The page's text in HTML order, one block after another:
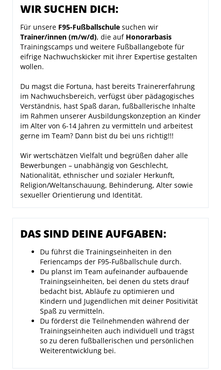
WIR SUCHEN DICH:
Für unsere F95-Fußballschule suchen wir
Trainer/innen (m/w/d), die auf Honorarbasis
Trainingscamps und weitere Fußballangebote für
eifrige Nachwuchskicker mit ihrer Expertise gestalten
wollen.
Du magst die Fortuna, hast bereits Trainererfahrung
im Nachwuchsbereich, verfügst über pädagogisches
Verständnis, hast Spaß daran, fußballerische Inhalte
im Rahmen unserer Ausbildungskonzeption an Kinder
im Alter von 6-14 Jahren zu vermitteln und arbeitest
gerne im Team? Dann bist du bei uns richtig!!!
Wir wertschätzen Vielfalt und begrüßen daher alle
Bewerbungen – unabhängig von Geschlecht,
Nationalität, ethnischer und sozialer Herkunft,
Religion/Weltanschauung, Behinderung, Alter sowie
sexueller Orientierung und Identität.
DAS SIND DEINE AUFGABEN:
Du führst die Trainingseinheiten in den
Feriencamps der F95-Fußballschule durch.
Du planst im Team aufeinander aufbauende
Trainingseinheiten, bei denen du stets drauf
bedacht bist, Abläufe zu optimieren und
Kindern und Jugendlichen mit deiner Positivität
Spaß zu vermitteln.
Du förderst die Teilnehmenden während der
Trainingseinheiten auch individuell und trägst
so zu deren fußballerischen und persönlichen
Weiterentwicklung bei.